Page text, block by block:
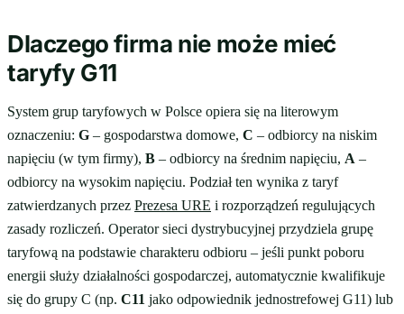
Dlaczego firma nie może mieć
taryfy G11
System grup taryfowych w Polsce opiera się na literowym
oznaczeniu: G – gospodarstwa domowe, C – odbiorcy na niskim
napięciu (w tym firmy), B – odbiorcy na średnim napięciu, A –
odbiorcy na wysokim napięciu. Podział ten wynika z taryf
zatwierdzanych przez Prezesa URE i rozporządzeń regulujących
zasady rozliczeń. Operator sieci dystrybucyjnej przydziela grupę
taryfową na podstawie charakteru odbioru – jeśli punkt poboru
energii służy działalności gospodarczej, automatycznie kwalifikuje
się do grupy C (np. C11 jako odpowiednik jednostrefowej G11) lub